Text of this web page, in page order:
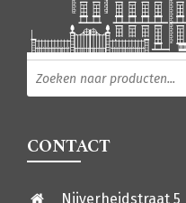
CONTACT
Nijverheidstraat 5